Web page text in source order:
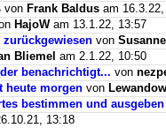
von Frank Baldus am
HajoWam 13.1.22, 13:57
zurückgewiesen von Susanne
Bliemel am 2.1.22, 10:50
benachrichtigt... von
heute morgen von
bestimmen und ausgeben
13:18